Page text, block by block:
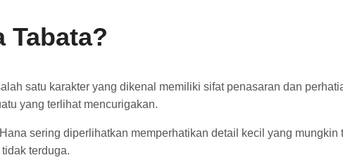
Tabata?
satu karakter yang dikenal memiliki sifat penasaran dan
yang terlihat mencurigakan.
sering diperlihatkan memperhatikan detail kecil yang
terduga.